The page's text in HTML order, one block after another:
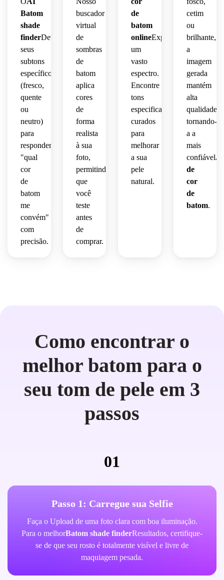
Batom
shade
finderDetecta
seus
subtons
específicos
(fresco,
quente
ou
neutro)
para
responder
"qual
cor
de
batom
me
convém"
com
precisão.
buscador
virtual
de
sombras
de
batom
aplica
cores
de
forma
realista
à sua
foto,
permitindo
que
você
teste
antes
de
comprar.
de
batom
onlineExplora
um
vasto
espectro.
Encontre
tons
especificamente
curados
para
melhorar
a sua
pele
natural.
cetim
ou
brilhante,
a
imagem
gerada
mantém
alta
qualidade,
tornando-
a a
mais
confiável
de
cor
de
batom.
Como encontrar o
melhor batom para o
seu tom de pele em 3
passos
01
Passo 1: Carregue sua Selfie
Faça o Upload de uma foto clara com boa iluminação.
Para o melhorBatom shade finderResultados, certifique-
se de que seu rosto é totalmente visível e livre de
maquiagem pesada.